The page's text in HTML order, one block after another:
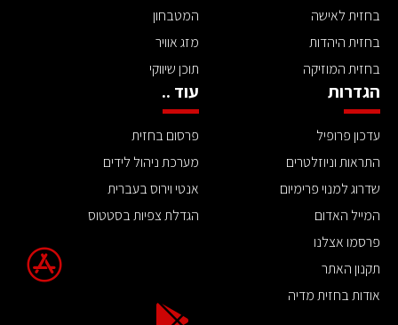
בחזית לאישה
בחזית היהדות
בחזית המוזיקה
המטבחון
מזג אוויר
תוכן שיווקי
הגדרות
עדכון פרופיל
התראות וניוזלטרים
שדרוג למנוי פרימיום
המייל האדום
פרסמו אצלנו
תקנון האתר
אודות בחזית מדיה
עוד ..
פרסום בחזית
מערכת ניהול לידים
אנטי וירוס בעברית
הגדלת צפיות בסטטוס